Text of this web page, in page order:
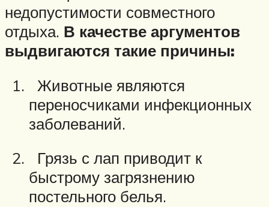
недопустимости совместного
отдыха. В качестве аргументов
выдвигаются такие причины:
Животные являются
переносчиками инфекционных
заболеваний.
Грязь с лап приводит к
быстрому загрязнению
постельного белья.